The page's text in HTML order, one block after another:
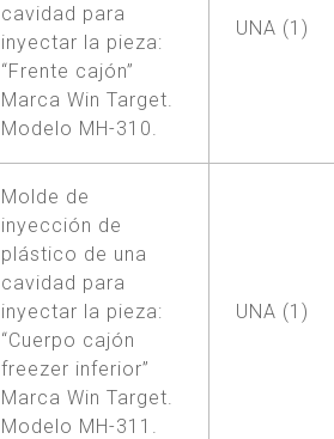
cavidad para
inyectar la pieza:
“Frente cajón”
Marca Win Target.
Modelo MH-310.
UNA (1)
Molde de
inyección de
plástico de una
cavidad para
inyectar la pieza:
“Cuerpo cajón
freezer inferior”
Marca Win Target.
Modelo MH-311.
UNA (1)